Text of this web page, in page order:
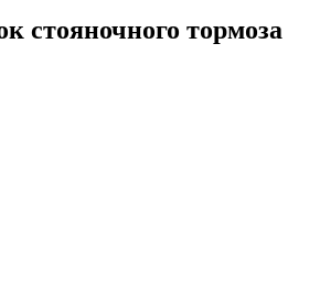
стояночного тормоза